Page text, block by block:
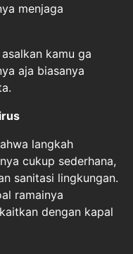
menjaga
kamu ga
aja biasanya
langkah
cukup sederhana,
sanitasi lingkungan.
ramainya
dengan kapal